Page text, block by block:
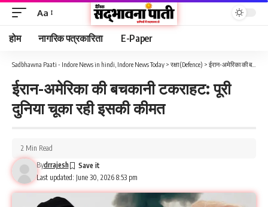
Aa
होम नागरिक पत्रकारिता E-Paper
Sadbhawna Paati - Indore News in hindi, Indore News Today > रक्षा (Defence) > ईरान-अमेरिका की बचकानी टकराहट: पूरी दुनिया चूका रही इसकी कीमत
ईरान-अमेरिका की बचकानी टकराहट: पूरी
दुनिया चूका रही इसकी कीमत
Last updated: June 30, 2026 8:53 pm
Bydrrajesh
2 Min Read